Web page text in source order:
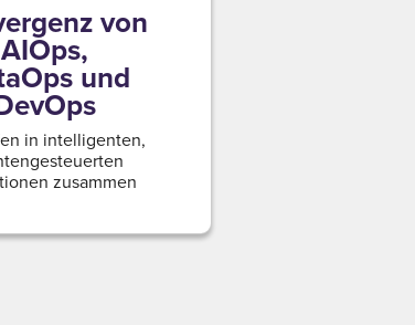
von
AIOps,
und
in intelligenten,
zusammen